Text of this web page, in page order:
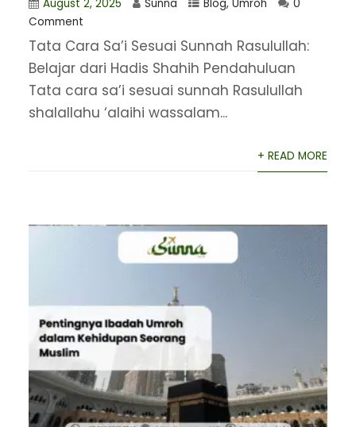
August 2, 2025 Sunna Blog, Umroh
0
Comment
Tata Cara Sa’i Sesuai Sunnah Rasulullah:
Belajar dari Hadis Shahih Pendahuluan
Tata cara sa’i sesuai sunnah Rasulullah
shalallahu ‘alaihi wassalam...
+ READ MORE